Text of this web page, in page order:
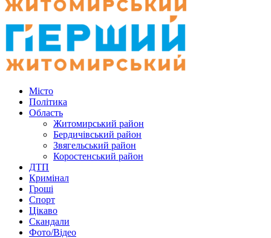
Місто
Політика
Область
Житомирський район
Бердичівський район
Звягельський район
Коростенський район
ДТП
Кримінал
Гроші
Спорт
Цікаво
Скандали
Фото/Відео